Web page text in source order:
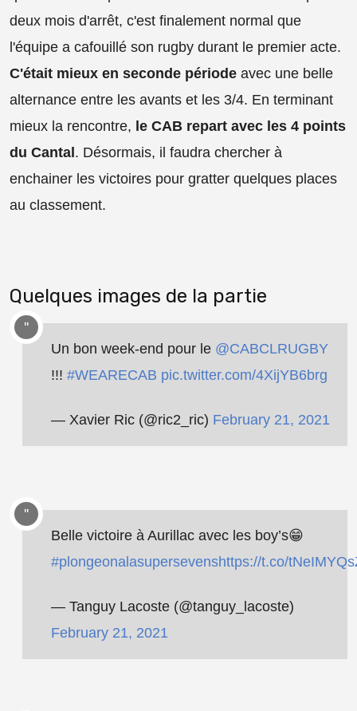
deux mois d'arrêt, c'est finalement normal que
l'équipe a cafouillé son rugby durant le premier acte.
C'était mieux en seconde période avec une belle
alternance entre les avants et les 3/4. En terminant
mieux la rencontre, le CAB repart avec les 4 points
du Cantal. Désormais, il faudra chercher à
enchainer les victoires pour gratter quelques places
au classement.
Quelques images de la partie
Un bon week-end pour le @CABCLRUGBY
!!! #WEARECAB pic.twitter.com/4XijYB6brg
— Xavier Ric (@ric2_ric) February 21, 2021
Belle victoire à Aurillac avec les boy’s😁
#plongeonalasupersevenshttps://t.co/
— Tanguy Lacoste (@tanguy_lacoste)
February 21, 2021